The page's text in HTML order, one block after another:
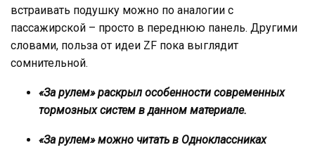
встраивать подушку можно по аналогии с
пассажирской – просто в переднюю панель. Другими
словами, польза от идеи ZF пока выглядит
сомнительной.
«За рулем» раскрыл особенности современных
тормозных систем в данном материале.
«За рулем» можно читать в Одноклассниках